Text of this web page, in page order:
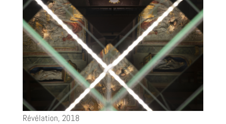
Révélation, 2018